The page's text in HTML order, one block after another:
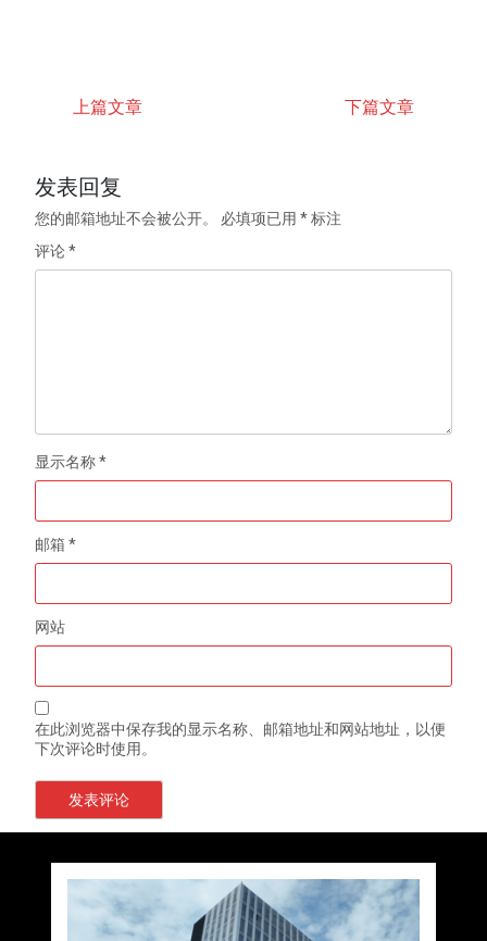
上篇文章 下篇文章
发表回复
您的邮箱地址不会被公开。 必填项已用*标注
评论*
显示名称*
邮箱*
网站
在此浏览器中保存我的显示名称、邮箱地址和网站地址，以便
下次评论时使用。